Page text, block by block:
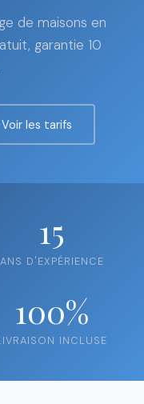
de maisons en
garantie 10
Voir les tarifs
15
ANS D'EXPÉRIENCE
100%
INCLUSE